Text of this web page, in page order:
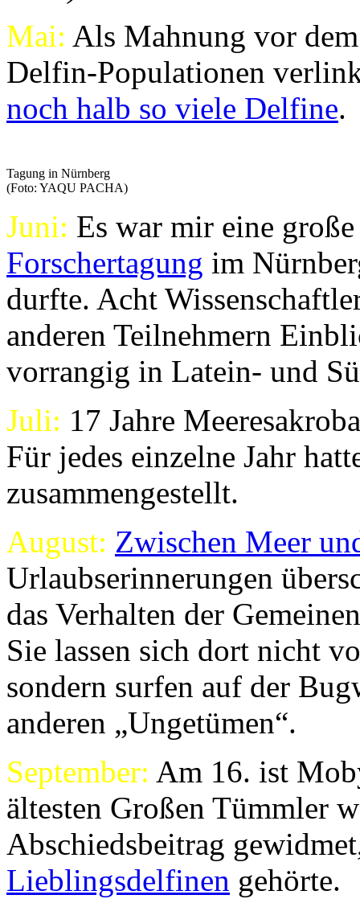
Mai: Als Mahnung vor
Delfin-Populationen
noch halb so viele Delfine.
Tagung in Nürnberg
(Foto: YAQU PACHA)
Juni: Es war mir eine
Forschertagung im
durfte. Acht
anderen Teilnehmern
vorrangig in Latein- und
Juli: 17 Jahre
Für jedes einzelne Jahr
zusammengestellt.
August: Zwischen Meer
Urlaubserinnerungen
das Verhalten der
Sie lassen sich dort nicht
sondern surfen auf der
anderen „Ungetümen“.
September: Am 16. ist
ältesten Großen Tümmler
Abschiedsbeitrag
Lieblingsdelfinen gehörte.